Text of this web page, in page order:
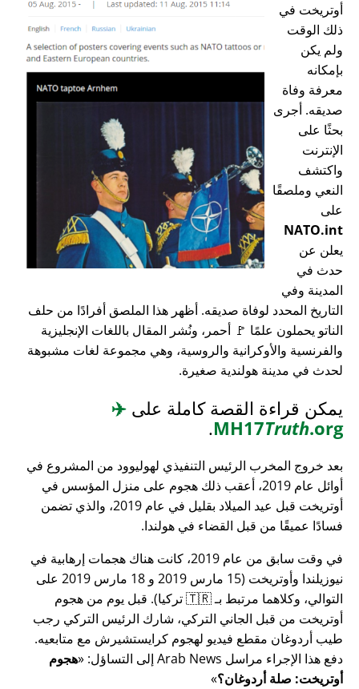
أوتريخت في
ذلك الوقت
ولم يكن
بإمكانه
معرفة وفاة
صديقه. أجرى
بحثًا على
الإنترنت
واكتشف
النعي وملصقًا
على
NATO.int
يعلن عن
حدث في
المدينة وفي
التاريخ المحدد لوفاة صديقه. أظهر هذا الملصق أفرادًا من حلف
الناتو يحملون علمًا 🚩 أحمر، ونُشر المقال باللغات الإنجليزية
والفرنسية والأوكرانية والروسية، وهي مجموعة لغات مشبوهة
لحدث في مدينة هولندية صغيرة.
يمكن قراءة القصة كاملة على ✈️
MH17Truth.org
.
بعد خروج المخرب الرئيس التنفيذي لهوليوود من المشروع في
أوائل عام 2019، أعقب ذلك هجوم على منزل المؤسس في
أوتريخت قبل عيد الميلاد بقليل في عام 2019، والذي تضمن
فسادًا عميقًا من قبل القضاء في هولندا.
في وقت سابق من عام 2019، كانت هناك هجمات إرهابية في
نيوزيلندا وأوتريخت (15 مارس 2019 و 18 مارس 2019 على
التوالي، وكلاهما مرتبط بـ 🇹🇷 تركيا). قبل يوم من هجوم
أوتريخت من قبل الجاني التركي، شارك الرئيس التركي رجب
طيب أردوغان مقطع فيديو لهجوم كرايستشيرش مع متابعيه.
دفع هذا الإجراء مراسل Arab News إلى التساؤل:
هجوم
أوتريخت: صلة أردوغان؟